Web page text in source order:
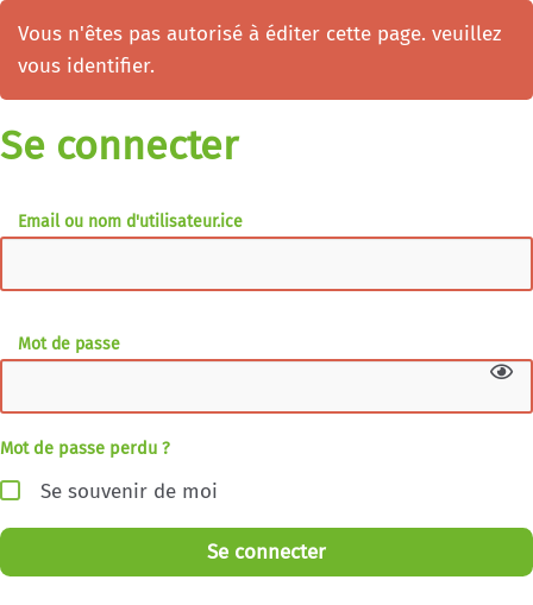
Vous n'êtes pas autorisé à éditer cette page. veuillez
vous identifier.
Se connecter
Email ou nom d'utilisateur.ice
Mot de passe
Mot de passe perdu ?
Se souvenir de moi
Se connecter